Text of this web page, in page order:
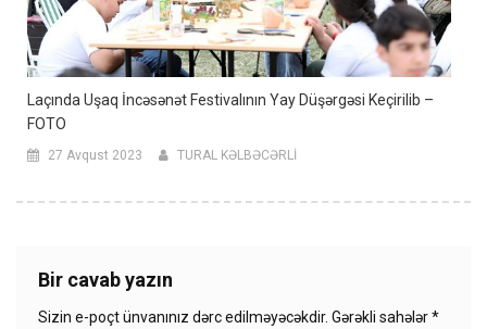
Laçında Uşaq İncəsənət Festivalının Yay Düşərgəsi Keçirilib –
FOTO
27 Avqust 2023 TURAL KƏLBƏCƏRLİ
Bir cavab yazın
Sizin e-poçt ünvanınız dərc edilməyəcəkdir. Gərəkli sahələr*